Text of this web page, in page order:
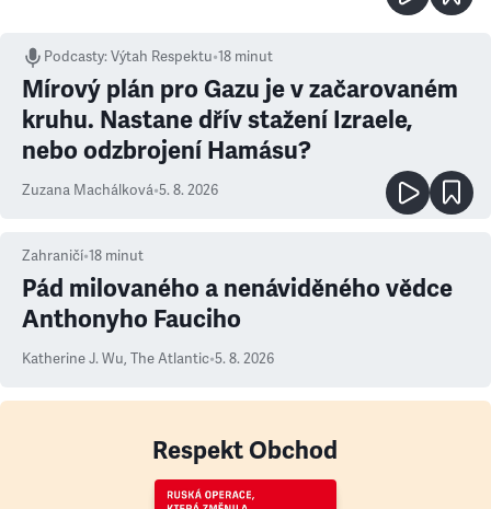
Podcasty:Výtah Respektu•18 minut
Mírový plán pro Gazu je v začarovaném
kruhu. Nastane dřív stažení Izraele,
nebo odzbrojení Hamásu?
Zuzana Machálková•5. 8. 2026
Zahraničí•18 minut
Pád milovaného a nenáviděného vědce
Anthonyho Fauciho
Katherine J. Wu, The Atlantic•5. 8. 2026
Respekt Obchod